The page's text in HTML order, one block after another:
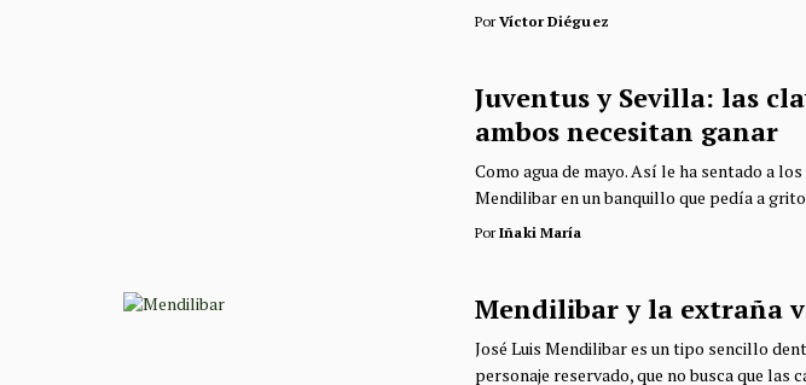
PorVíctor Diéguez
Juventus y Sevilla: las
ambos necesitan ganar
Como agua de mayo. Así le ha sentado a
Mendilibar en un banquillo que pedía a
PorIñaki María
Mendilibar y la extraña
José Luis Mendilibar es un tipo sencillo
personaje reservado, que no busca que las